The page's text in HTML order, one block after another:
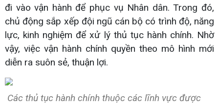
đi vào vận hành để phục vụ Nhân dân. Trong đó,
chủ động sắp xếp đội ngũ cán bộ có trình độ, năng
lực, kinh nghiệm để xử lý thủ tục hành chính. Nhờ
vậy, việc vận hành chính quyền theo mô hình mới
diễn ra suôn sẻ, thuận lợi.
Các thủ tục hành chính thuộc các lĩnh vực được